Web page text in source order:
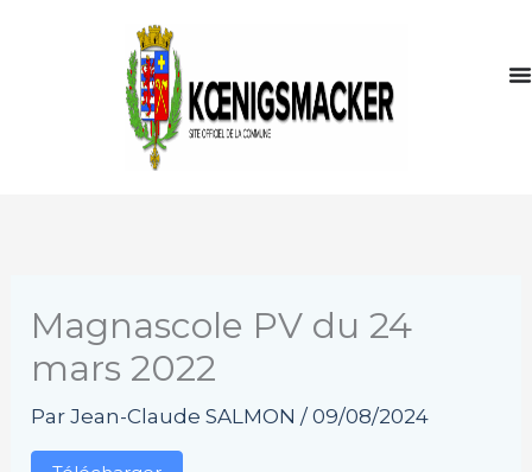
Magnascole PV du 24
mars 2022
ParJean-Claude SALMON/09/08/2024